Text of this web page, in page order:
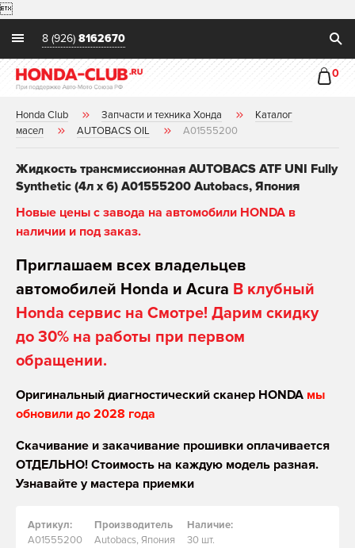

8 (926) 8162670
0
Honda Club Запчасти и техника Хонда
Каталог
масел
AUTOBACS OIL A01555200
Жидкость трансмиссионная AUTOBACS ATF UNI Fully
Synthetic (4л х 6) A01555200 Autobacs, Япония
Новые цены с завода на автомобили HONDA в
наличии и под заказ.
Приглашаем всех владельцев
автомобилей Honda и Acura В клубный
Honda сервис на Смотре! Дарим скидку
до 30% на работы при первом
обращении.
Оригинальный диагностический сканер HONDA мы
обновили до 2028 года
Скачивание и закачивание прошивки оплачивается
ОТДЕЛЬНО! Стоимость на каждую модель разная.
Узнавайте у мастера приемки
Артикул:
A01555200
Производитель
Autobacs, Япония
Наличие:
30 шт.